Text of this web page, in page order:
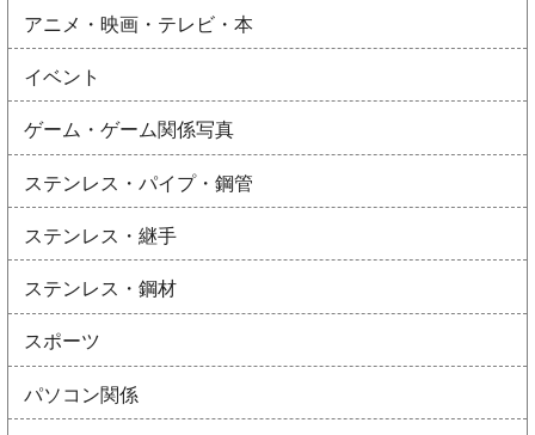
アニメ・映画・テレビ・本
イベント
ゲーム・ゲーム関係写真
ステンレス・パイプ・鋼管
ステンレス・継手
ステンレス・鋼材
スポーツ
パソコン関係